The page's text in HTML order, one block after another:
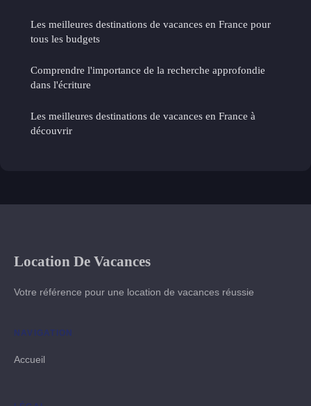
Les meilleures destinations de vacances en France pour
tous les budgets
Comprendre l'importance de la recherche approfondie
dans l'écriture
Les meilleures destinations de vacances en France à
découvrir
Location De Vacances
Votre référence pour une location de vacances réussie
NAVIGATION
Accueil